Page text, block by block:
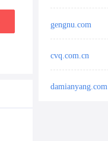
gengnu.com
cvq.com.cn
damianyang.com